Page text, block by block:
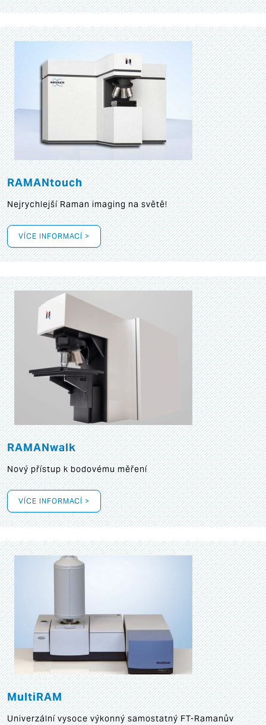
RAMANtouch
Nejrychlejší Raman imaging na světě!
VÍCE INFORMACÍ >
RAMANwalk
Nový přístup k bodovému měření
VÍCE INFORMACÍ >
MultiRAM
Univerzální vysoce výkonný samostatný FT-Ramanův